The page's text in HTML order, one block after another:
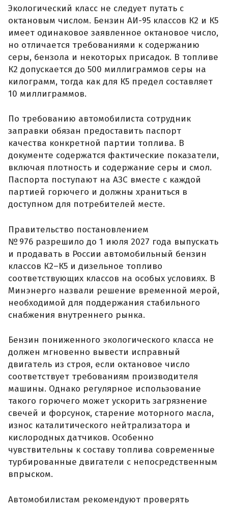
Экологический класс не следует путать с
октановым числом. Бензин АИ-95 классов К2 и К5
имеет одинаковое заявленное октановое число,
но отличается требованиями к содержанию
серы, бензола и некоторых присадок. В топливе
К2 допускается до 500 миллиграммов серы на
килограмм, тогда как для К5 предел составляет
10 миллиграммов.
По требованию автомобилиста сотрудник
заправки обязан предоставить паспорт
качества конкретной партии топлива. В
документе содержатся фактические показатели,
включая плотность и содержание серы и смол.
Паспорта поступают на АЗС вместе с каждой
партией горючего и должны храниться в
доступном для потребителей месте.
Правительство постановлением
№ 976 разрешило до 1 июля 2027 года выпускать
и продавать в России автомобильный бензин
классов К2–К5 и дизельное топливо
соответствующих классов на особых условиях. В
Минэнерго назвали решение временной мерой,
необходимой для поддержания стабильного
снабжения внутреннего рынка.
Бензин пониженного экологического класса не
должен мгновенно вывести исправный
двигатель из строя, если октановое число
соответствует требованиям производителя
машины. Однако регулярное использование
такого горючего может ускорить загрязнение
свечей и форсунок, старение моторного масла,
износ каталитического нейтрализатора и
кислородных датчиков. Особенно
чувствительны к составу топлива современные
турбированные двигатели с непосредственным
впрыском.
Автомобилистам рекомендуют проверять